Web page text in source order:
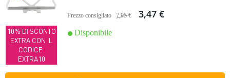
10% DI SCONTO
EXTRA CON IL
CODICE:
EXTRA10
Prezzo consigliato 7,95 € 3,47 €
Disponibile